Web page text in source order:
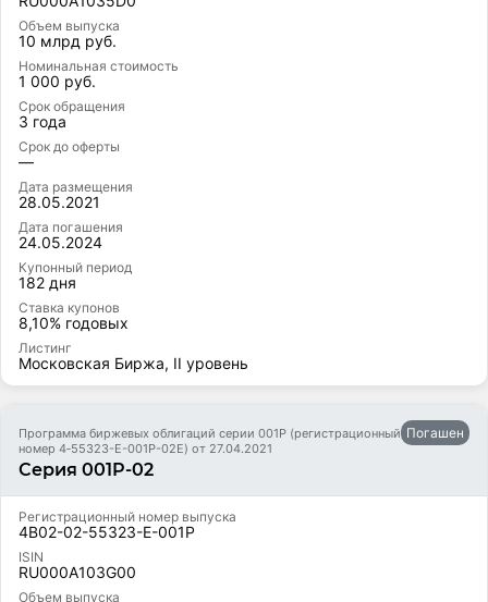
Объем выпуска
10 млрд руб.
Номинальная стоимость
1 000 руб.
Срок обращения
3 года
Срок до оферты
—
Дата размещения
28.05.2021
Дата погашения
24.05.2024
Купонный период
182 дня
Ставка купонов
8,10% годовых
Листинг
Московская Биржа, II уровень
Программа биржевых облигаций серии 001Р (регистрационный
номер 4‑55323-E-001P-02E) от 27.04.2021
Серия 001P-02
Погашен
Регистрационный номер выпуска
4B02-02-55323-E-001P
ISIN
RU000A103G00
Объем выпуска